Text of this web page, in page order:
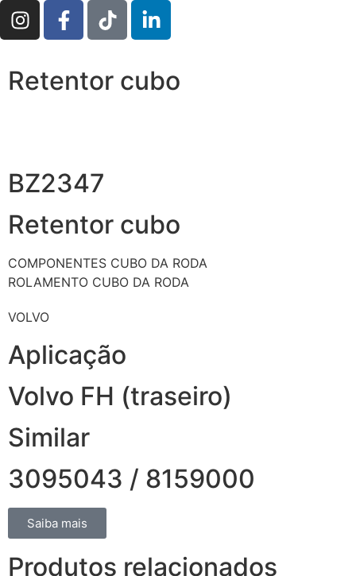
Retentor cubo
BZ2347
Retentor cubo
COMPONENTES CUBO DA RODA
ROLAMENTO CUBO DA RODA
VOLVO
Aplicação
Volvo FH (traseiro)
Similar
3095043 / 8159000
Saiba mais
Produtos relacionados